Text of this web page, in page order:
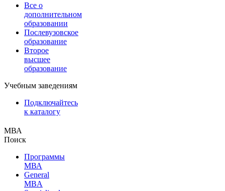
Все о
дополнительном
образовании
Послевузовское
образование
Второе
высшее
образование
Учебным заведениям
Подключайтесь
к каталогу
МВА
Поиск
Программы
МВА
General
MBA